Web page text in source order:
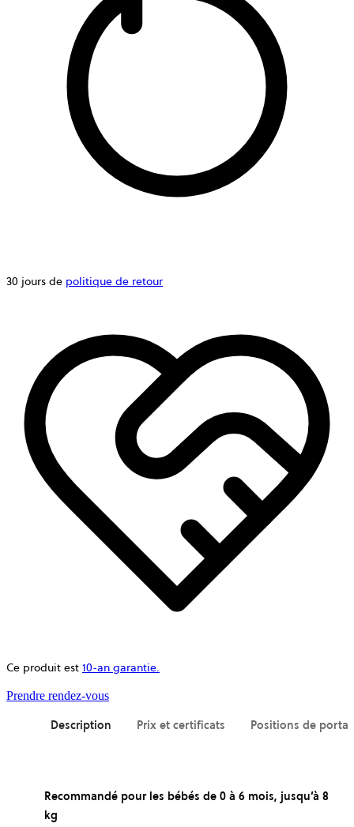
30 jours de politique de retour
Ce produit est 10-an garantie.
Prendre rendez-vousouvre
un
Description Prix et certificats Positions de
Recommandé pour les bébés de 0 à 6 mois, jusqu’à 8
kg